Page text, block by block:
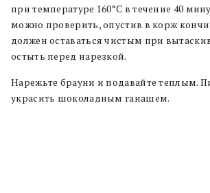
при температуре 160°C в течение 40
можно проверить, опустив в корж
должен оставаться чистым при
остыть перед нарезкой.
Нарежьте брауни и подавайте теплым.
украсить шоколадным ганашем.